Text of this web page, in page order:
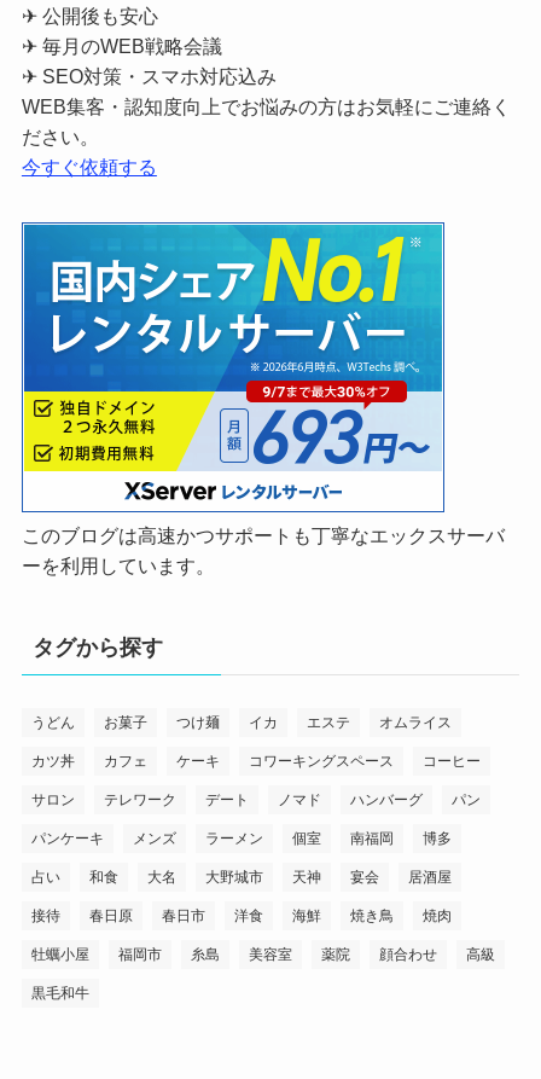
✈ 公開後も安心
✈ 毎月のWEB戦略会議
✈ SEO対策・スマホ対応込み
WEB集客・認知度向上でお悩みの方はお気軽にご連絡く
ださい。
今すぐ依頼する
このブログは高速かつサポートも丁寧なエックスサーバ
ーを利用しています。
タグから探す
うどん お菓子 つけ麺 イカ エステ オムライス
カツ丼 カフェ ケーキ コワーキングスペース コーヒー
サロン テレワーク デート ノマド ハンバーグ パン
パンケーキ メンズ ラーメン 個室 南福岡 博多
占い 和食 大名 大野城市 天神 宴会 居酒屋
接待 春日原 春日市 洋食 海鮮 焼き鳥 焼肉
牡蠣小屋 福岡市 糸島 美容室 薬院 顔合わせ 高級
黒毛和牛